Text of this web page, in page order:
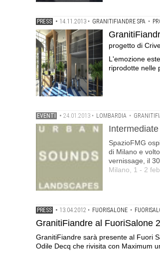
PRESS • 14.11.2013 • GRANITIFIANDRE SPA •
progetto di
L'emozione
riprodotte nelle
EVENTI • 24.01.2013 • LOMBARDIA •
SpazioFMG
di Milano e
vernissage, il
Milano, 1 - 2
PRESS • 13.04.2012 • FUORISALONE •
GranitiFiandre al FuoriSalone
GranitiFiandre sarà presente al Fuori
Odile Decq che rivisita con Maximum